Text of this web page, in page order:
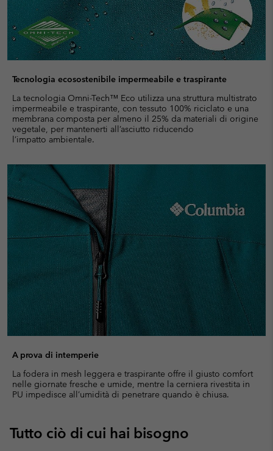
Tecnologia ecosostenibile impermeabile e traspirante
La tecnologia Omni-Tech™ Eco utilizza una struttura multistrato
impermeabile e traspirante, con tessuto 100% riciclato e una
membrana composta per almeno il 25% da materiali di origine
vegetale, per mantenerti all’asciutto riducendo
l’impatto ambientale.
A prova di intemperie
La fodera in mesh leggera e traspirante offre il giusto comfort
nelle giornate fresche e umide, mentre la cerniera rivestita in
PU impedisce all’umidità di penetrare quando è chiusa.
Tutto ciò di cui hai bisogno